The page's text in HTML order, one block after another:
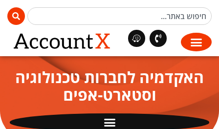
האקדמיה לחברות טכנולוגיה
וסטארט-אפים